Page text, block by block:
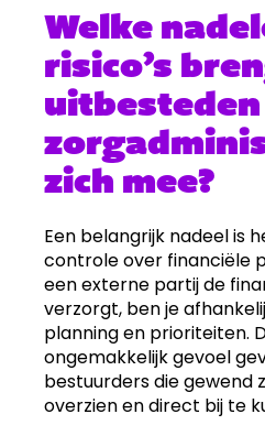
Welke
risico’s
zich mee?
Een belangrijk nadeel is
controle over financiële
een externe partij de
verzorgt, ben je
planning en prioriteiten.
ongemakkelijk gevoel
bestuurders die gewend
overzien en direct bij te